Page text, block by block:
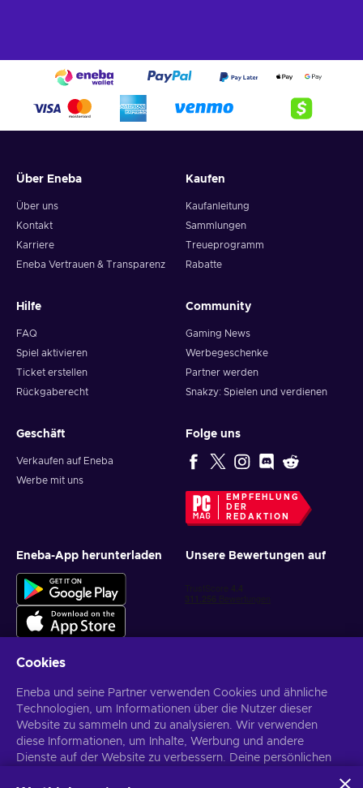
Über Eneba
Über uns
Kontakt
Karriere
Eneba Vertrauen & Transparenz
Kaufen
Kaufanleitung
Sammlungen
Treueprogramm
Rabatte
Hilfe
FAQ
Spiel aktivieren
Ticket erstellen
Rückgaberecht
Community
Gaming News
Werbegeschenke
Partner werden
Snakzy: Spielen und verdienen
Geschäft
Verkaufen auf Eneba
Werbe mit uns
Folge uns
EMPFEHLUNG
DER
REDAKTION
Eneba-App herunterladen Unsere Bewertungen auf
Abonnieren
Du kannst dich jederzeit wieder abmelden. Weitere Informationen in
Cookies
Eneba und seine Partner verwenden Cookies und ähnliche
Technologien, um Informationen über die Nutzer dieser
Website zu sammeln und zu analysieren. Wir verwenden
diese Informationen, um Inhalte, Werbung und andere
Dienste auf der Website zu verbessern. Deine persönlichen